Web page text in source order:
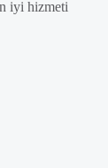
iyi hizmeti